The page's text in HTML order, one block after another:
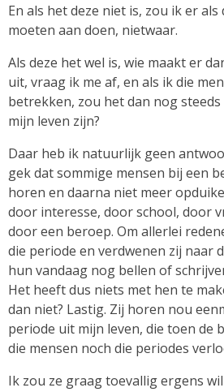
En als het deze niet is, zou ik er
moeten aan doen, nietwaar.
Als deze het wel is, wie maakt er
uit, vraag ik me af, en als ik die
betrekken, zou het dan nog
mijn leven zijn?
Daar heb ik natuurlijk geen
gek dat sommige mensen bij een
horen en daarna niet meer
door interesse, door school, door
door een beroep. Om allerlei
die periode en verdwenen zij naar
hun vandaag nog bellen of
Het heeft dus niets met hen te
dan niet? Lastig. Zij horen nou
periode uit mijn leven, die toen de
die mensen noch die periodes
Ik zou ze graag toevallig ergens